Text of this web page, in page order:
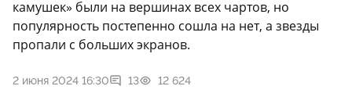
камушек» были на вершинах всех чартов, но
популярность постепенно сошла на нет, а звезды
пропали с больших экранов.
2 июня 2024 16:30 13 12 624